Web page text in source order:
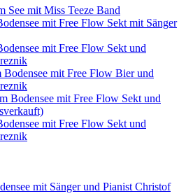
See mit Miss Teeze Band
mit Free Flow Sekt mit Sänger
mit Free Flow Sekt und
Bodensee mit Free Flow Bier und
Bodensee mit Free Flow Sekt und
mit Free Flow Sekt und
mit Sänger und Pianist Christof